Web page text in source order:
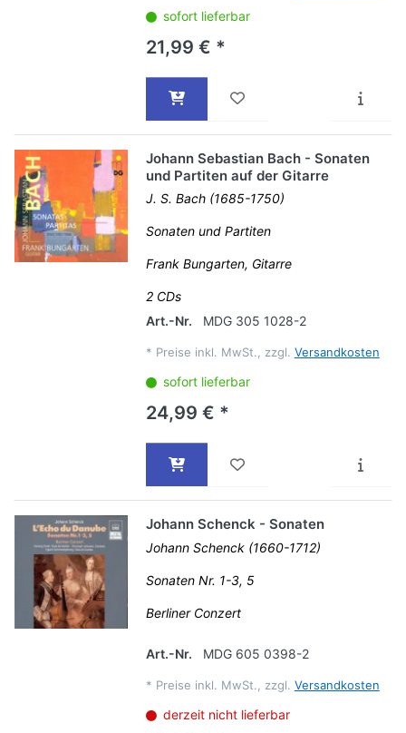
sofort lieferbar
21,99 € *
Johann Sebastian Bach - Sonaten
und Partiten auf der Gitarre
J. S. Bach (1685-1750)
Sonaten und Partiten
Frank Bungarten, Gitarre
2 CDs
Art.-Nr.
MDG 305 1028-2
* Preise inkl. MwSt., zzgl. Versandkosten
sofort lieferbar
24,99 € *
Johann Schenck - Sonaten
Johann Schenck (1660-1712)
Sonaten Nr. 1-3, 5
Berliner Conzert
Art.-Nr. MDG 605 0398-2
* Preise inkl. MwSt., zzgl. Versandkosten
derzeit nicht lieferbar